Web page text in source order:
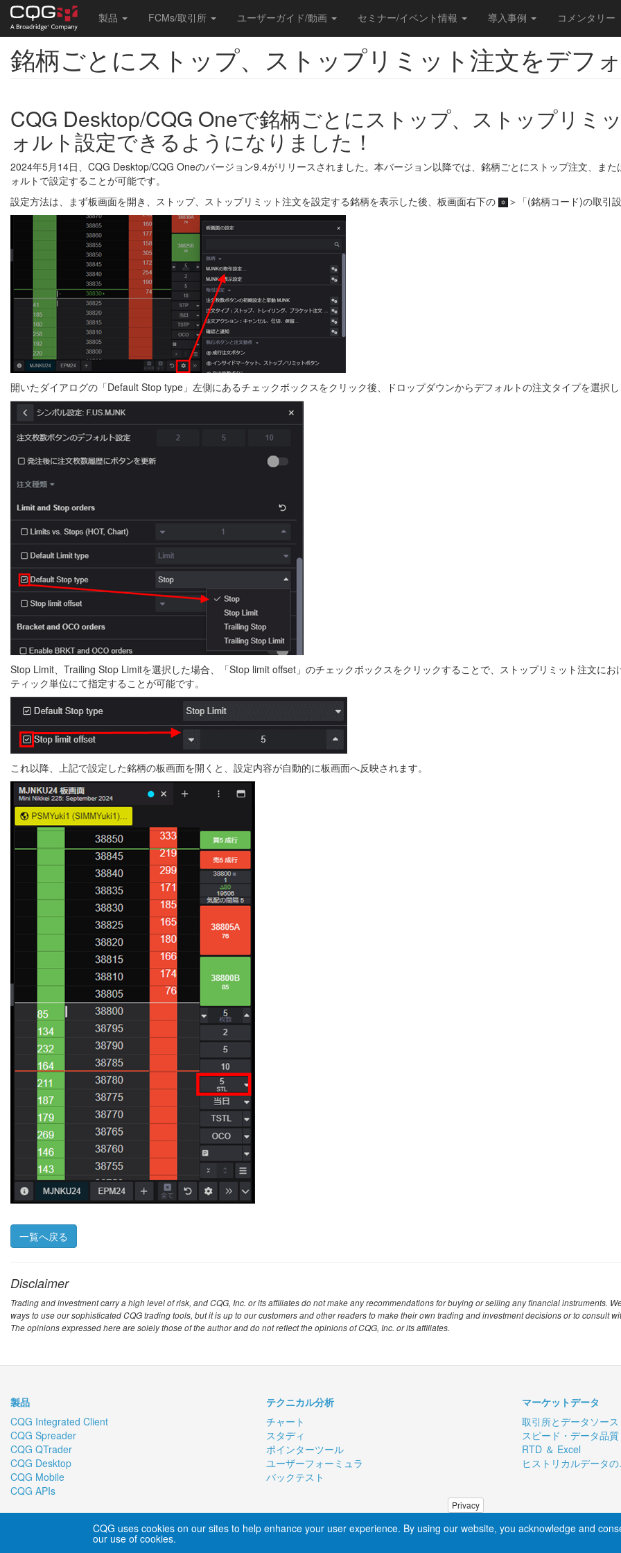
Skip
Main
navigation
製品 FCMs/取引所 ユーザーガイド/動画 セミナー/イベント情報 導入事例 コメンタリー
銘柄ごとにストップ、ストップリミット注文をデフ
CQG Desktop/CQG Oneで銘柄ごとにストップ、ストップリミ
ォルト設定できるようになりました！
2024年5月14日、CQG Desktop/CQG Oneのバージョン9.4がリリースされました。本バージョン以降では、銘柄ごとにストップ注文、ま
ォルトで設定することが可能です。
設定方法は、まず板画面を開き、ストップ、ストップリミット注文を設定する銘柄を表示した後、板画面右下の
＞「(銘柄コード)の取引
開いたダイアログの「Default Stop type」左側にあるチェックボックスをクリック後、ドロップダウンからデフォルトの注文タイプを選択
Stop Limit、Trailing Stop Limitを選択した場合、「Stop limit offset」のチェックボックスをクリックすることで、ストップリミット注文に
ティック単位にて指定することが可能です。
これ以降、上記で設定した銘柄の板画面を開くと、設定内容が自動的に板画面へ反映されます。
一覧へ戻る
Disclaimer
Trading and investment carry a high level of risk, and CQG, Inc. or its affiliates do not make any recommendations for buying or selling any financial instruments.
ways to use our sophisticated CQG trading tools, but it is up to our customers and other readers to make their own trading and investment decisions or to consult
The opinions expressed here are solely those of the author and do not reflect the opinions of CQG, Inc. or its affiliates.
製品
CQG Integrated Client
CQG Spreader
CQG QTrader
CQG Desktop
CQG Mobile
CQG APIs
テクニカル分析
チャート
スタディ
ポインターツール
ユーザーフォーミュラ
バックテスト
マーケットデータ
取引所とデータソース
スピード・データ品
RTD ＆ Excel
ヒストリカルデータ
About CQG|Careers|Contact Us| Privacy Sales Inquiry
Privacy
CQG uses cookies on our sites to help enhance your user experience. By using our website, you acknowledge and
our use of cookies.